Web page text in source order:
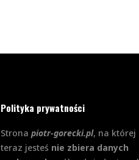
Polityka prywatności
Strona piotr-gorecki.pl, na której
teraz jesteś nie zbiera danych